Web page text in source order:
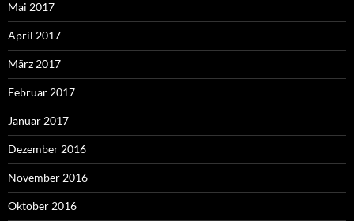
Mai 2017
April 2017
März 2017
Februar 2017
Januar 2017
Dezember 2016
November 2016
Oktober 2016